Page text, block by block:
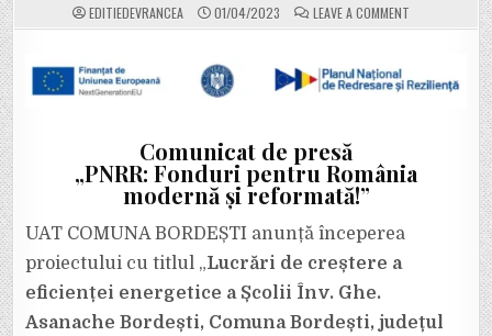
EDITIEDEVRANCEA 01/04/2023 LEAVE A COMMENTON
UAT
ÎNCEPEREA
PROIECTULUI
ENERGETICE
A
Comunicat de presă
„PNRR: Fonduri pentru România
modernă și reformată!”
UAT COMUNA BORDEȘTI anunță începerea
proiectului cu titlul „Lucrări de creștere a
eficienței energetice a Școlii Înv. Ghe.
Asanache Bordești, Comuna Bordești, județul